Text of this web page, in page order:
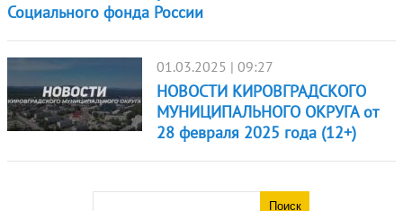
Социального фонда России
01.03.2025 | 09:27
НОВОСТИ КИРОВГРАДСКОГО
МУНИЦИПАЛЬНОГО ОКРУГА от
28 февраля 2025 года (12+)